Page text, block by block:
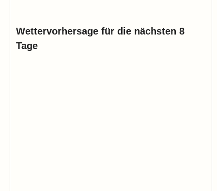
Wettervorhersage für die nächsten 8
Tage